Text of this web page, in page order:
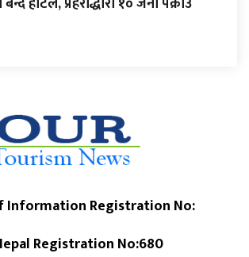
Information Registration No:
Registration No:680